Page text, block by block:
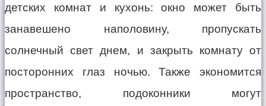
детских комнат и кухонь: окно может быть
занавешено наполовину, пропускать
солнечный свет днем, и закрыть комнату от
посторонних глаз ночью. Также экономится
пространство, подоконники могут